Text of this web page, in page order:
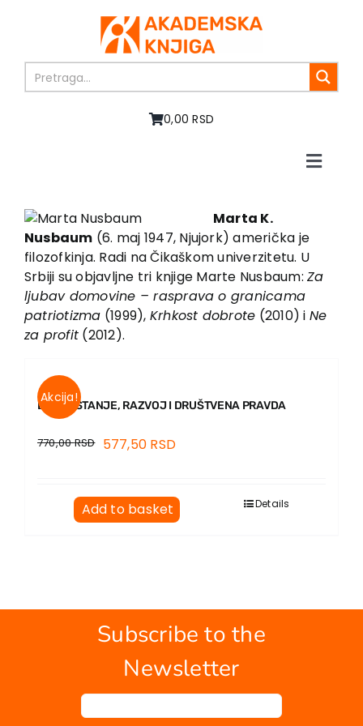
0,00 RSD
Toggle
About us
Books
In preparation
Sale
Authors
News
Contact
Marta K.
Nusbaum (6. maj 1947, Njujork) američka je
filozofkinja. Radi na Čikaškom univerzitetu. U
Srbiji su objavljne tri knjige Marte Nusbaum:Za
ljubav domovine – rasprava o granicama
patriotizma (1999), Krhkost dobrote (2010) i Ne
za profit (2012).
Akcija!
BLAGOSTANJE, RAZVOJ I DRUŠTVENA PRAVDA
770,00RSD 577,50 RSD
Add to basket Details
Subscribe to the
Newsletter